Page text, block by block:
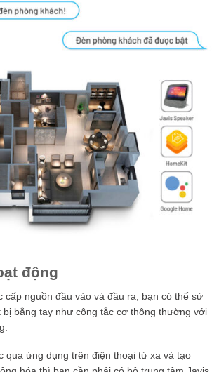
động
cấp nguồn đầu vào và đầu ra, bạn có thể sử
bị bằng tay như công tắc cơ thông thường với
qua ứng dụng trên điện thoại từ xa và tạo